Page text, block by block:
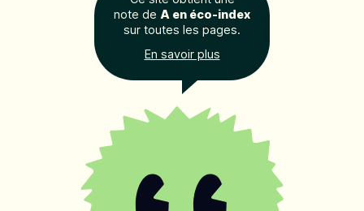
note de A en éco-index
sur toutes les pages.
En savoir plus